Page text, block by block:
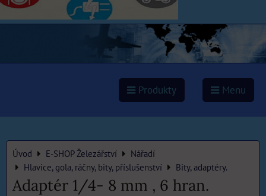
Produkty Menu
Úvod E-SHOP Železářství
Nářadí
Hlavice, gola, ráčny, bity, příslušenství
Bity, adaptéry.
Adaptér 1/4- 8 mm , 6 hran.